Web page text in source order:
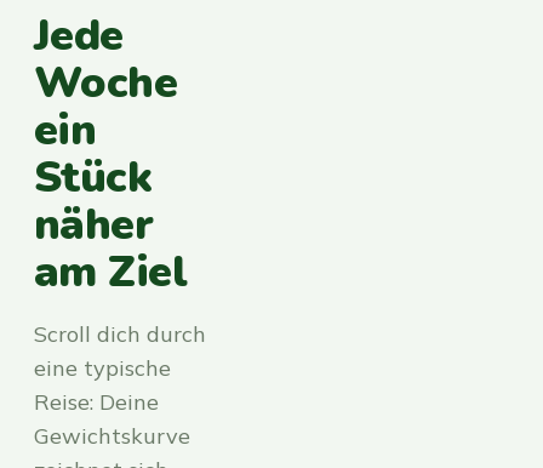
Jede
Woche
ein
Stück
näher
am Ziel
Scroll dich durch
eine typische
Reise: Deine
Gewichtskurve